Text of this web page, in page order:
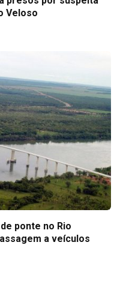
Veloso
ponte no Rio
a veículos